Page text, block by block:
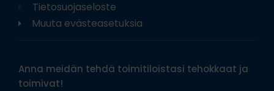
Tietosuojaseloste
Muuta evästeasetuksia
Anna meidän tehdä toimitiloistasi tehokkaat ja
toimivat!